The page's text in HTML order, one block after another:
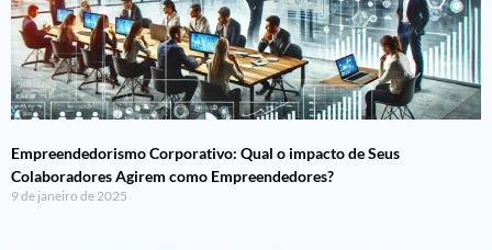
Empreendedorismo Corporativo: Qual o impacto de Seus
Colaboradores Agirem como Empreendedores?
9 de janeiro de 2025